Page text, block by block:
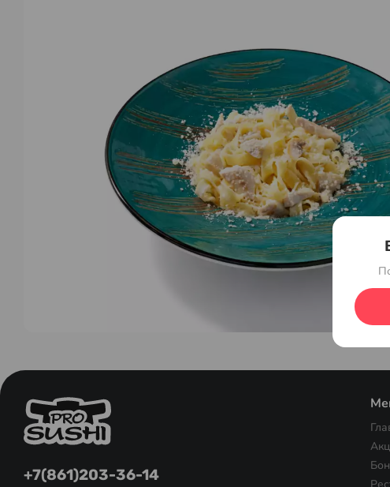
+7(861)203-36-14